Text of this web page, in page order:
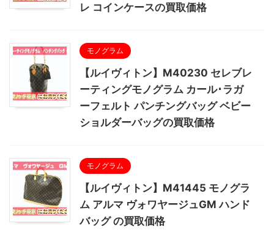
レ コインケースの買取価格
モノグラム
【ルイヴィトン】M40230 セレブレ
ーティングモノグラム カール･ラガ
ーフェルト パンチングバッグ ベビー
ショルダーバッグの買取価格
モノグラム
【ルイヴィトン】M41445 モノグラ
ム アルマ ヴォワヤージュGM ハンド
バッグ の買取価格